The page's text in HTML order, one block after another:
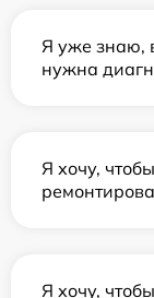
Я уже знаю,
нужна
Я хочу,
Я хочу,